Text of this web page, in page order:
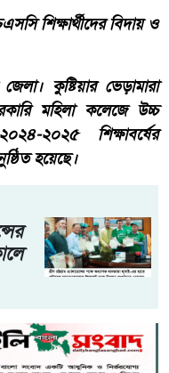
শিক্ষার্থীদের বিদায় ও
কুষ্টিয়ার ভেড়ামারা
মহিলা কলেজে উচ্চ
২০২৫ শিক্ষাবর্ষের
হয়েছে।